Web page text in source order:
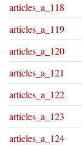
articles_a_118
articles_a_119
articles_a_120
articles_a_121
articles_a_122
articles_a_123
articles_a_124